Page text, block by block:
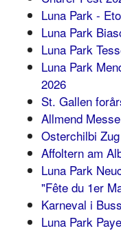
Luna Park -
Luna Park
Luna Park
Luna Park
2026
St. Gallen
Allmend
Osterchilbi
Affoltern am
Luna Park
"Fête du 1er
Karneval i
Luna Park